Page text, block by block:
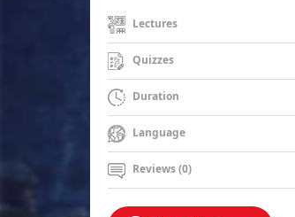
Lectures
Quizzes
Duration
Language
Reviews (0)